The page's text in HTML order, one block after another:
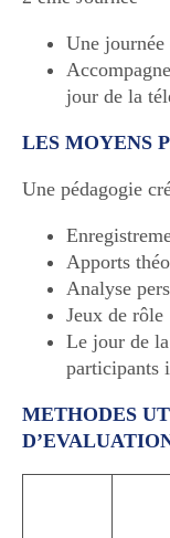
Une
jour de la
LES MOYENS
Une pédagogie
Apports
Analyse
Jeux de rôle
Le jour de
participants
METHODES